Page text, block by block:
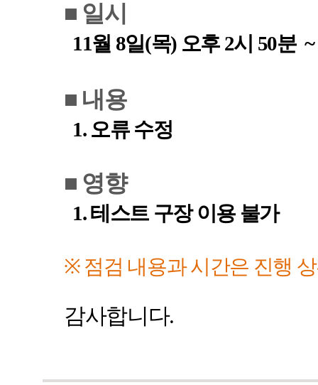
■ 일시
11월 8일(목) 오후 2시 50분 ~
■ 내용
1. 오류 수정
■ 영향
1.테스트 구장 이용 불가
※ 점검 내용과 시간은 진행
감사합니다.